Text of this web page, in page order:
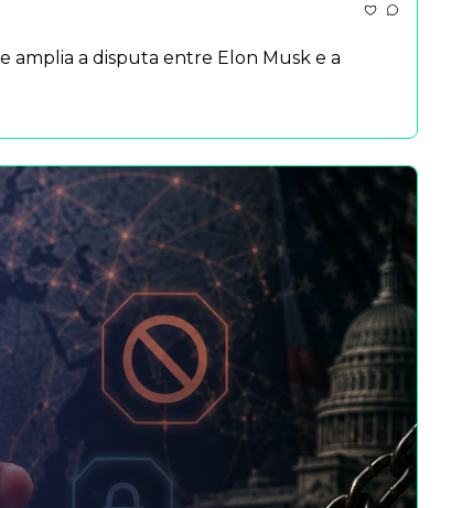
amplia a disputa entre Elon Musk e a